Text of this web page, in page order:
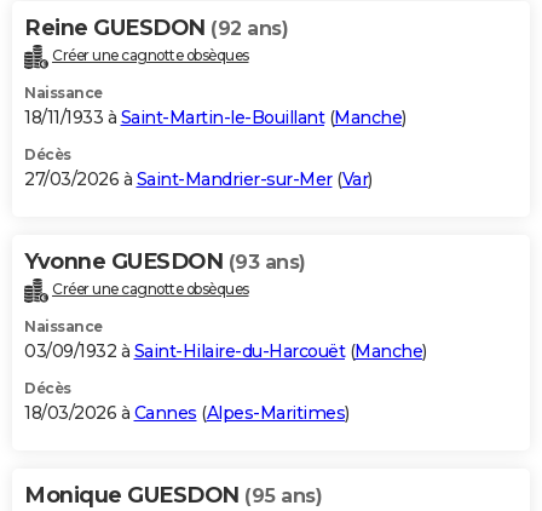
Reine GUESDON (92 ans)
Créer une cagnotte obsèques
Naissance
18/11/1933 à Saint-Martin-le-Bouillant(Manche)
Décès
27/03/2026 à Saint-Mandrier-sur-Mer(Var)
Yvonne GUESDON (93 ans)
Créer une cagnotte obsèques
Naissance
03/09/1932 à Saint-Hilaire-du-Harcouët(Manche)
Décès
18/03/2026 à Cannes (Alpes-Maritimes)
Monique GUESDON (95 ans)